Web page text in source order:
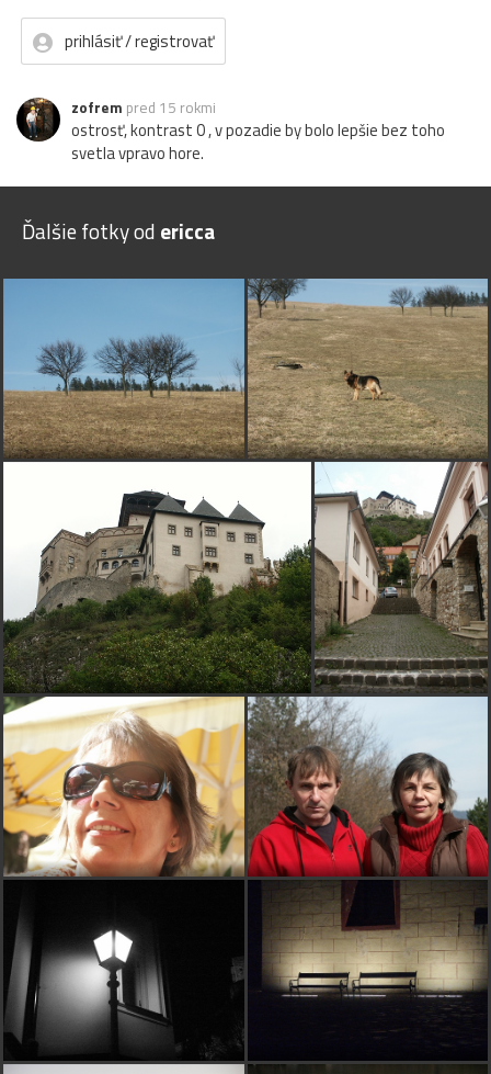
prihlásiť / registrovať
zofrem pred 15 rokmi
ostrosť, kontrast 0 , v pozadie by bolo lepšie bez toho
svetla vpravo hore.
Ďalšie fotky od ericca